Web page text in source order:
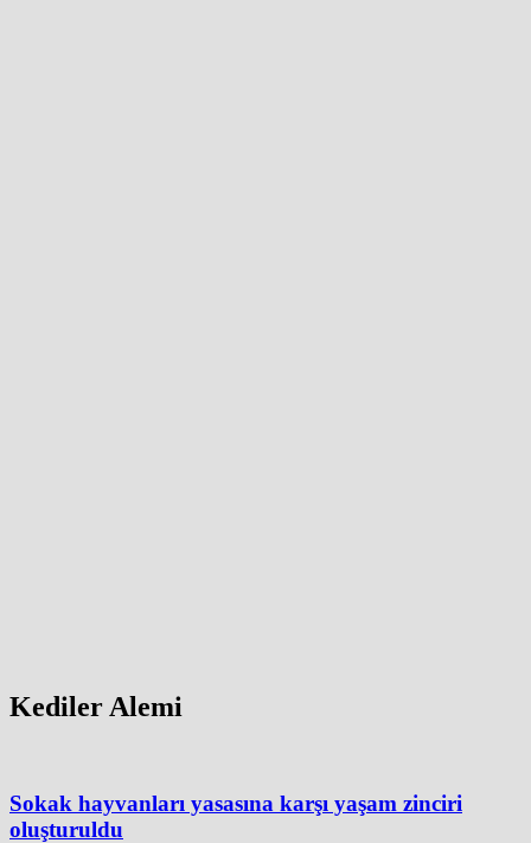
Kediler Alemi
Sokak hayvanları yasasına karşı yaşam zinciri
oluşturuldu